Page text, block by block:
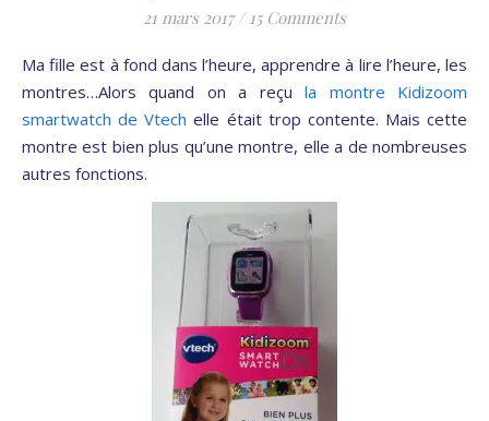
21 mars 2017 / 15 Comments
Ma fille est à fond dans l’heure, apprendre à lire l’heure, les
montres…Alors quand on a reçu la montre Kidizoom
smartwatch de Vtech elle était trop contente. Mais cette
montre est bien plus qu’une montre, elle a de nombreuses
autres fonctions.